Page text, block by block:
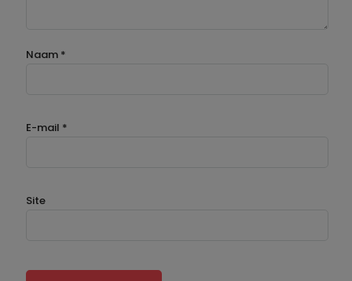
Naam *
E-mail *
Site